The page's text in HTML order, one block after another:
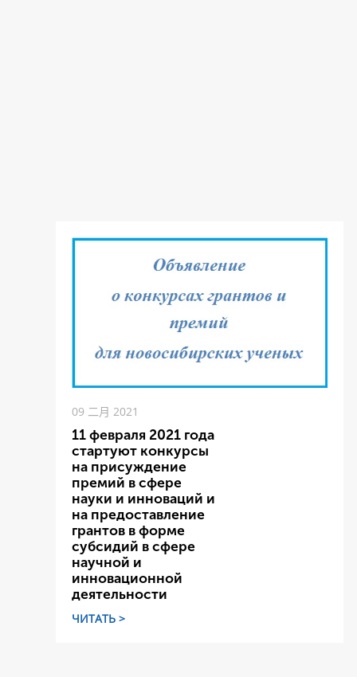
09 二月 2021
11 февраля 2021 года
стартуют конкурсы
на присуждение
премий в сфере
науки и инноваций и
на предоставление
грантов в форме
субсидий в сфере
научной и
инновационной
деятельности
ЧИТАТЬ >